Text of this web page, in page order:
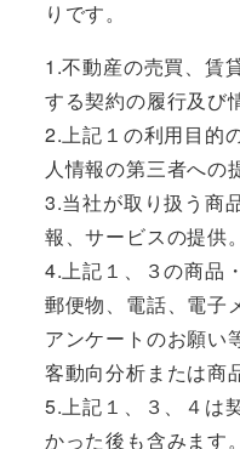
りです。
1.不動産の売買、賃
する契約の履行及び
2.上記１の利用目的
人情報の第三者への
3.当社が取り扱う商
報、サービスの提供。
4.上記１、３の商品
郵便物、電話、電子
アンケートのお願い
客動向分析または商
5.上記１、３、４は
かった後も含みます。